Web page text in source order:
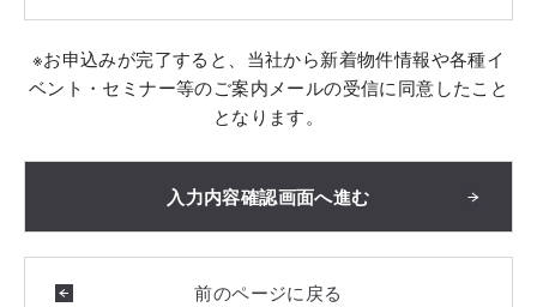
※お申込みが完了すると、当社から新着物件情報や各種イ
ベント・セミナー等のご案内メールの受信に同意したこと
となります。